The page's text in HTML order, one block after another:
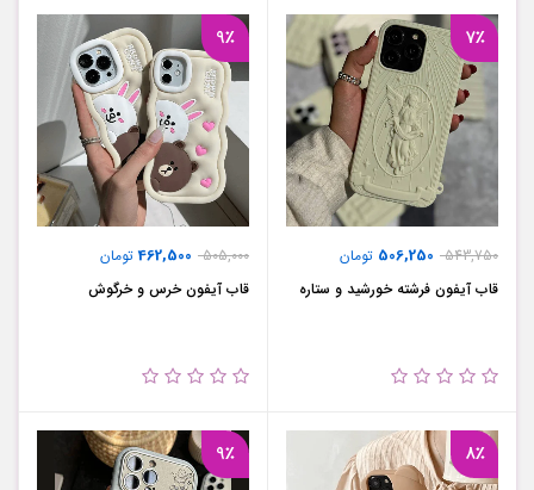
7٪
543,750
506,250 تومان
قاب آیفون فرشته خورشید و ستاره
9٪
505,000
462,500تومان
قاب آیفون خرس و خرگوش
8٪ 9٪